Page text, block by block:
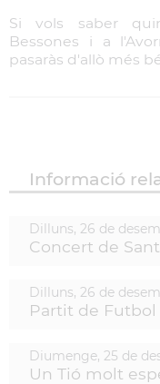
Si vols saber
Bessones i a
pasaràs d'allò més
Informació
Dilluns, 26 de
Concert de
Dilluns, 26 de
Partit de Futbol
Diumenge, 25 de
Un Tió molt